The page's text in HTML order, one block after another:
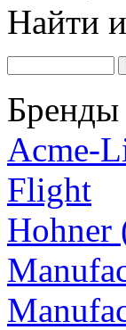
Найти
Бренды
Acme-
Flight
Hohner